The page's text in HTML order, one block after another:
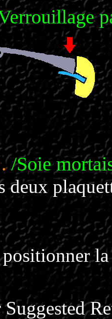
/Soie
deux
la